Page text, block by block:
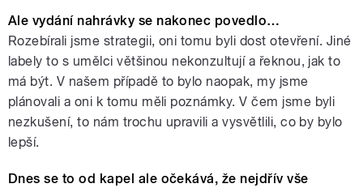
Ale vydání nahrávky se nakonec povedlo…
Rozebírali jsme strategii, oni tomu byli dost otevření. Jiné
labely to s umělci většinou nekonzultují a řeknou, jak to
má být. V našem případě to bylo naopak, my jsme
plánovali a oni k tomu měli poznámky. V čem jsme byli
nezkušení, to nám trochu upravili a vysvětlili, co by bylo
lepší.
Dnes se to od kapel ale očekává, že nejdřív vše